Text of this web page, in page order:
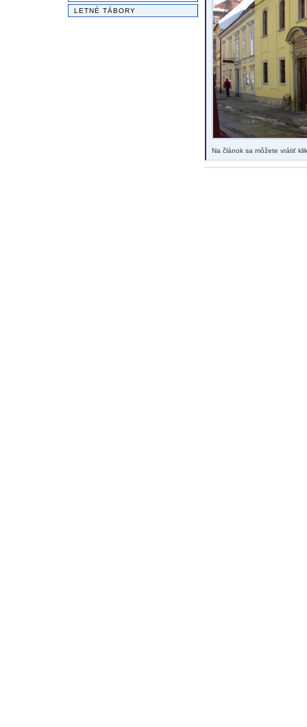
LETNÉ TÁBORY
Na článok sa môžete vrátiť